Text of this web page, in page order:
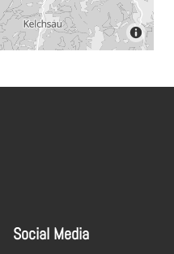
Social Media